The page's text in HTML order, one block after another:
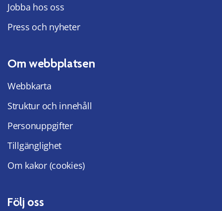
Jobba hos oss
Press och nyheter
Om webbplatsen
Webbkarta
Struktur och innehåll
Personuppgifter
Tillgänglighet
Om kakor (cookies)
Följ oss